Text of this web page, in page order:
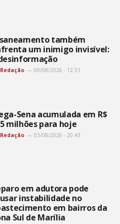
também
um inimigo invisível:
Redação 09/08/2026 - 12:31
Sena acumulada em R$
milhões para hoje
Redação 03/08/2026 - 20:43
em adutora pode
instabilidade no
em bairros da
Sul de Marília